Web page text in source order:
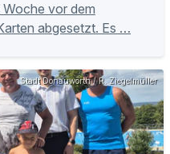
vor dem
abgesetzt. Es …
Stadt Donauwörth / R. Ziegelmüller